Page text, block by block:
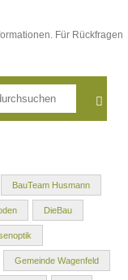
Für Rückfragen
BauTeam Husmann
DieBau
Gemeinde Wagenfeld